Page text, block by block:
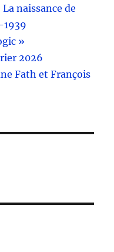
naissance de
»
2026
Fath et François